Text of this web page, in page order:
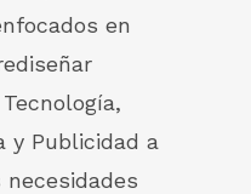
en
y Publicidad a